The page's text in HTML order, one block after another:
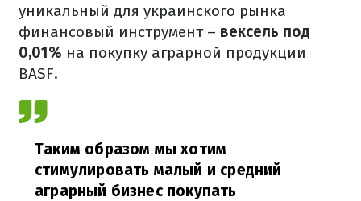
уникальный для украинского рынка
финансовый инструмент – вексель под
0,01% на покупку аграрной продукции
BASF.
Таким образом мы хотим
стимулировать малый и средний
аграрный бизнес покупать